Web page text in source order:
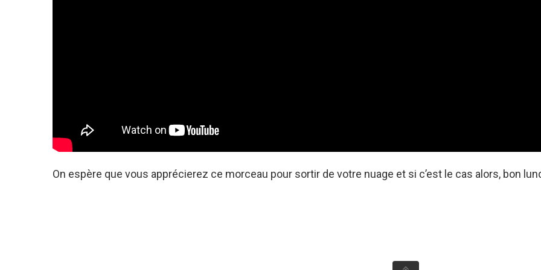
On espère que vous apprécierez ce morceau pour sortir de votre nuage et si c’est le cas alors, bon